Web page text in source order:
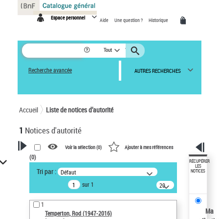
Espace personnel Aide Une question ? Historique
Tout
Recherche avancée AUTRES RECHERCHES
Accueil Liste de notices d’autorité
1 Notices d'autorité
VOTRE RECHERCHE
Recherche avancée dans les
notices d’autorité
Œuvres liées à l'auteur :
Temperton, Rod (1947-2016)
Voir la sélection (0) Ajouter à mes références
(0)
Tri par : Défaut
sur 1
20
résultats/page
1
Temperton, Rod (1947-2016)
RÉCUPÉRER
LES
NOTICES
Ma
Panneau de gestion des cookies